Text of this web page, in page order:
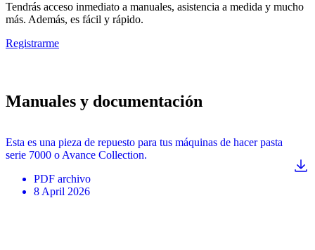
Tendrás acceso inmediato a manuales, asistencia a medida y mucho
más. Además, es fácil y rápido.
Registrarme
Manuales y documentación
Esta es una pieza de repuesto para tus máquinas de hacer pasta
serie 7000 o Avance Collection.
PDF archivo
8 April 2026